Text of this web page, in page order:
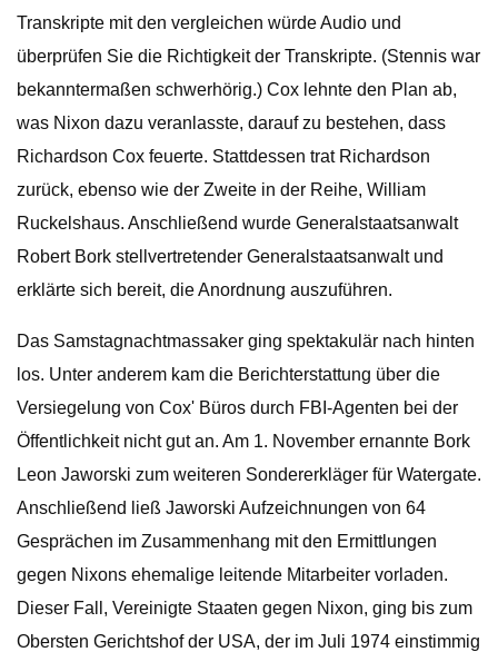
Transkripte mit den vergleichen würde Audio und
überprüfen Sie die Richtigkeit der Transkripte. (Stennis war
bekanntermaßen schwerhörig.) Cox lehnte den Plan ab,
was Nixon dazu veranlasste, darauf zu bestehen, dass
Richardson Cox feuerte. Stattdessen trat Richardson
zurück, ebenso wie der Zweite in der Reihe, William
Ruckelshaus. Anschließend wurde Generalstaatsanwalt
Robert Bork stellvertretender Generalstaatsanwalt und
erklärte sich bereit, die Anordnung auszuführen.
Das Samstagnachtmassaker ging spektakulär nach hinten
los. Unter anderem kam die Berichterstattung über die
Versiegelung von Cox' Büros durch FBI-Agenten bei der
Öffentlichkeit nicht gut an. Am 1. November ernannte Bork
Leon Jaworski zum weiteren Sondererkläger für Watergate.
Anschließend ließ Jaworski Aufzeichnungen von 64
Gesprächen im Zusammenhang mit den Ermittlungen
gegen Nixons ehemalige leitende Mitarbeiter vorladen.
Dieser Fall, Vereinigte Staaten gegen Nixon, ging bis zum
Obersten Gerichtshof der USA, der im Juli 1974 einstimmig